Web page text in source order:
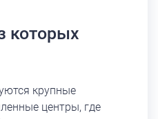
которых
крупные
центры, где